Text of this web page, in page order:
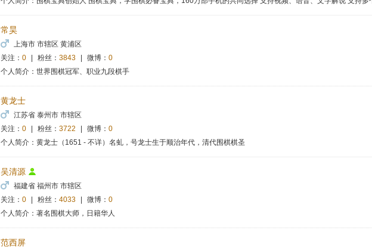
常昊
上海市 市辖区 黄浦区
关注： 0 粉丝： 3843 微博： 0
个人简介：世界围棋冠军、职业九段棋手
黄龙士
江苏省 泰州市 市辖区
关注： 0 粉丝： 3722 微博： 0
个人简介：黄龙士（1651 - 不详）名虬，号龙士生于顺治年代，清代围棋棋圣
吴清源
福建省 福州市 市辖区
关注： 0 粉丝： 4033 微博： 0
个人简介：著名围棋大师，日籍华人
范西屏